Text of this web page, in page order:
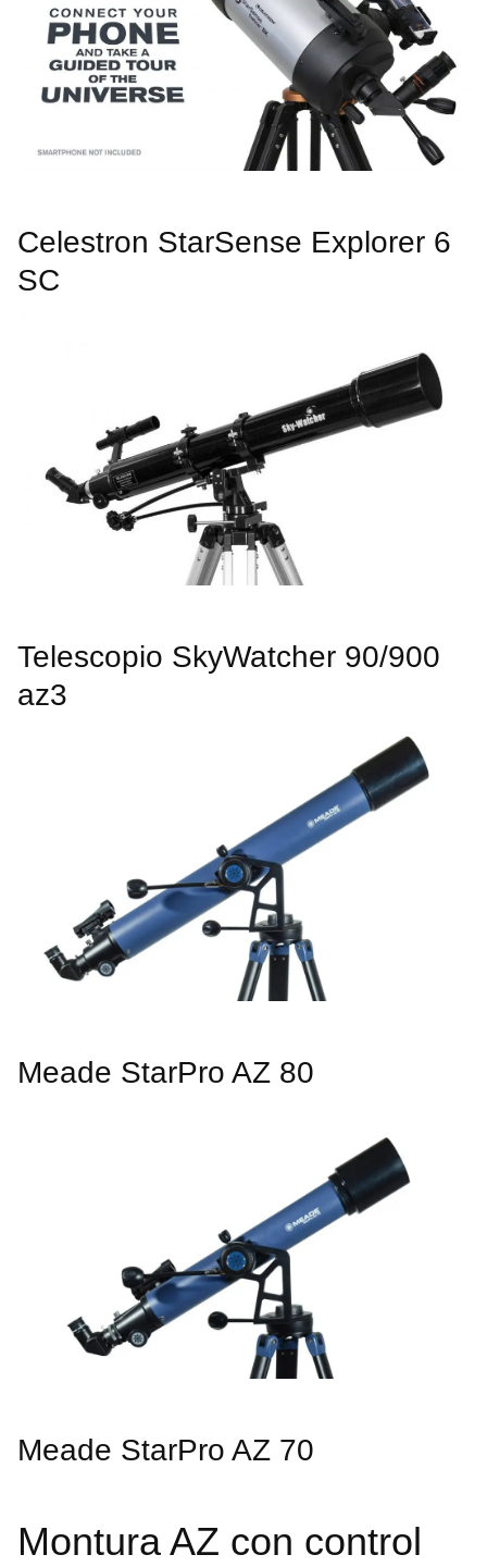
Celestron StarSense Explorer 6
SC
Telescopio SkyWatcher 90/900
az3
Meade StarPro AZ 80
Meade StarPro AZ 70
Montura AZ con control